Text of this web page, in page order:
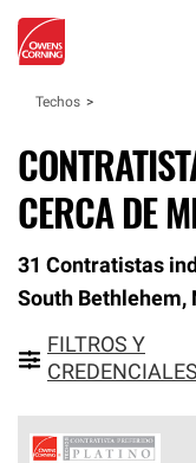
Techos
CERCA DE
31 Contratistas
South Bethlehem,
FILTROS Y
CREDENCIALES